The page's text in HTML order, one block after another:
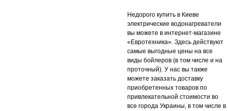
Недорого купить в Киеве
электрические водонагреватели
вы можете в интернет-магазине
«Евротехника». Здесь действуют
самые выгодные цены на все
виды бойлеров (в том числе и на
проточный). У нас вы также
можете заказать доставку
приобретенных товаров по
привлекательной стоимости во
все города Украины, в том числе в